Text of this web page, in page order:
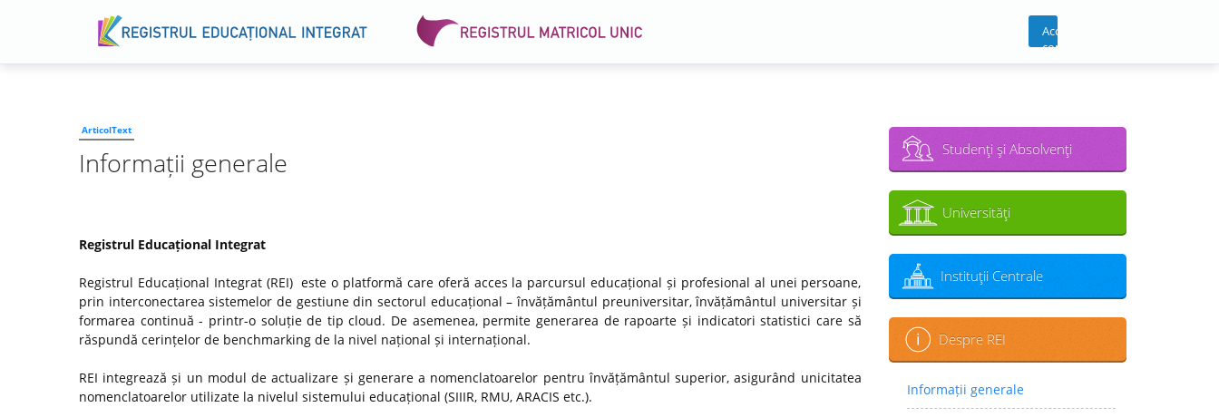
Acces
cont
ArticolText
Informații generale
Registrul Educațional Integrat
Registrul Educațional Integrat (REI) este o platformă care oferă acces la parcursul educațional și profesional al unei persoane,
prin interconectarea sistemelor de gestiune din sectorul educațional – învățământul preuniversitar, învățământul universitar și
formarea continuă - printr-o soluție de tip cloud. De asemenea, permite generarea de rapoarte și indicatori statistici care să
răspundă cerințelor de benchmarking de la nivel național și internațional.
REI integrează și un modul de actualizare și generare a nomenclatoarelor pentru învățământul superior, asigurând unicitatea
nomenclatoarelor utilizate la nivelul sistemului educațional (SIIIR, RMU, ARACIS etc.).
Studenţi şi Absolvenţi
Universităţi
Instituţii Centrale
Despre REI
Informații generale